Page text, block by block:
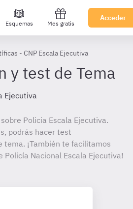
Esquemas Mes gratis
Acceder
- CNP Escala Ejecutiva
y test de Tema
Ejecutiva
Policia Escala Ejecutiva.
podrás hacer test
tema. ¡También te facilitamos
Nacional Escala Ejecutiva!